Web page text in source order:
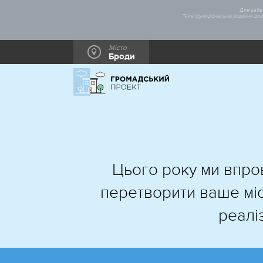
Для
Таке функціональне рішення
Місто
Броди
Цього року ми
перетворити ваше